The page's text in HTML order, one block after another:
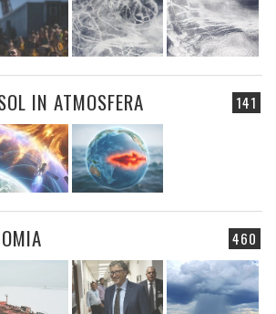
141
IN ATMOSFERA
460